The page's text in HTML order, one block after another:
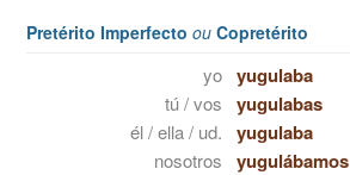
Pretérito Imperfecto ou Copretérito
yo yugulaba
tú / vos yugulabas
él / ella / ud. yugulaba
nosotros yugulábamos